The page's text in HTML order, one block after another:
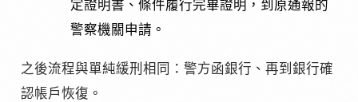
定證明書、條件履行完畢證明，到原通報的
警察機關申請。
之後流程與單純緩刑相同：警方函銀行、再到銀行確
認帳戶恢復。